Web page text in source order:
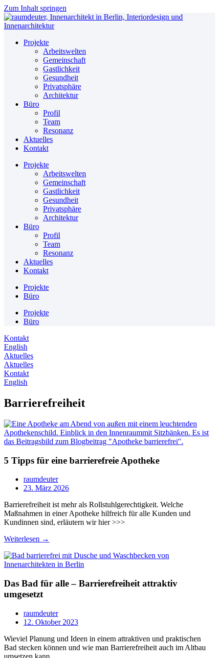
Zum Inhalt springen
Projekte
Arbeitswelten
Gemeinschaft
Gastlichkeit
Gesundheit
Privatsphäre
Architektur
Büro
Profil
Team
Resonanz
Aktuelles
Kontakt
Projekte
Arbeitswelten
Gemeinschaft
Gastlichkeit
Gesundheit
Privatsphäre
Architektur
Büro
Profil
Team
Resonanz
Aktuelles
Kontakt
Projekte
Büro
Projekte
Büro
Kontakt
English
Aktuelles
Aktuelles
Kontakt
English
Barrierefreiheit
5 Tipps für eine barrierefreie Apotheke
raumdeuter
23. März 2026
Barrierefreiheit ist mehr als Rollstuhlgerechtigkeit. Welche
Maßnahmen in einer Apotheke hilfreich für alle Kunden und
Kundinnen sind, erläutern wir hier >>>
Weiterlesen →
Das Bad für alle – Barrierefreiheit attraktiv
umgesetzt
raumdeuter
12. Oktober 2023
Wieviel Planung und Ideen in einem attraktiven und praktischen
Bad stecken können und wie man Barrierefreiheit auch im Altbau
umsetzen kann .....